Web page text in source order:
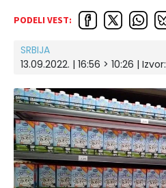
PODELI VEST:
SRBIJA
13.09.2022. | 16:56 > 10:26 | Izvor: